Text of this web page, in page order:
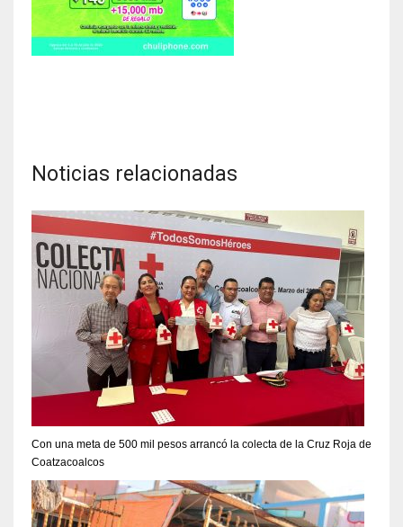
Noticias relacionadas
Con una meta de 500 mil pesos arrancó la colecta de la Cruz Roja de
Coatzacoalcos